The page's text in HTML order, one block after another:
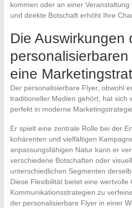
kommen oder an einer
und direkte Botschaft erhöht Ihre
Die Auswirkungen
eine
Der personalisierbare Flyer, obwohl
traditioneller Medien gehört, hat sich
perfekt in moderne
Er spielt eine zentrale Rolle bei der
kohärenten und vielfältigen
anpassungsfähigen Natur kann er
verschiedene Botschaften oder
unterschiedlichen Segmenten
Diese Flexibilität bietet eine wertvolle
Kommunikationsstrategien zu
der personalisierbare Flyer in einer